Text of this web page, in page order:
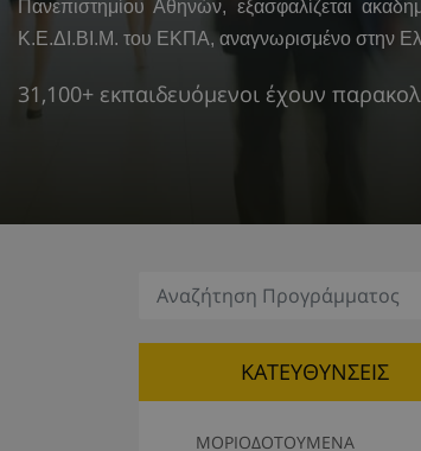
Πανεπιστημίου Αθηνών, εξασφαλίζεται
Κ.Ε.ΔΙ.ΒΙ.Μ. του ΕΚΠΑ, αναγνωρισμένο στην
31,100+ εκπαιδευόμενοι έχουν
Αναζήτηση:
ΚΑΤΕΥΘΥΝΣΕΙΣ
ΜΟΡΙΟΔΟΤΟΥΜΕΝΑ